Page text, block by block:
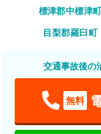
標津郡中標津
目梨郡羅臼町
交通事故後の
無料